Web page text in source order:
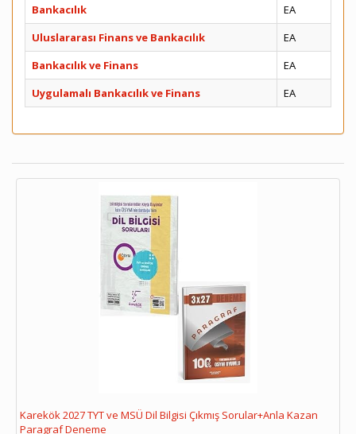
Bankacılık
EA
Uluslararası Finans ve Bankacılık
EA
Bankacılık ve Finans
EA
Uygulamalı Bankacılık ve Finans
EA
Karekök 2027 TYT ve MSÜ Dil Bilgisi Çıkmış Sorular+Anla Kazan
Paragraf Deneme